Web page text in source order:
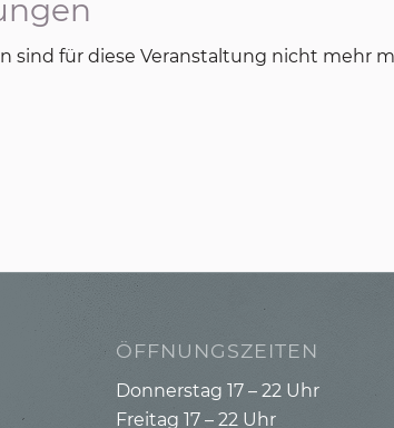
sind für diese Veranstaltung nicht mehr
ÖFFNUNGSZEITEN
Donnerstag 17 – 22 Uhr
Freitag 17 – 22 Uhr